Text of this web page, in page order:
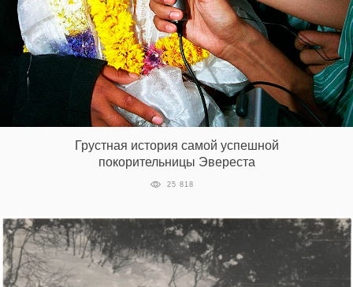
EN
UA
Грустная история самой успешной
покорительницы Эвереста
25 818